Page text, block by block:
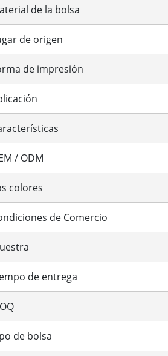
de la bolsa
de origen
de impresión
/ ODM
colores
de Comercio
de entrega
de bolsa